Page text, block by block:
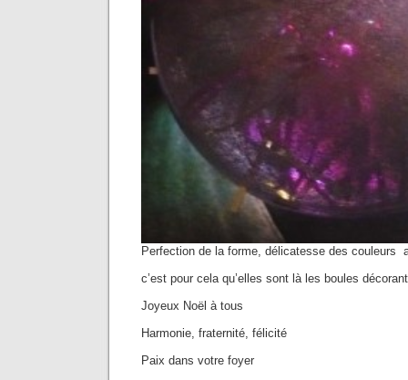
Perfection de la forme, délicatesse des couleurs
c’est pour cela qu’elles sont là les boules
Joyeux Noël à tous
Harmonie, fraternité, félicité
Paix dans votre foyer